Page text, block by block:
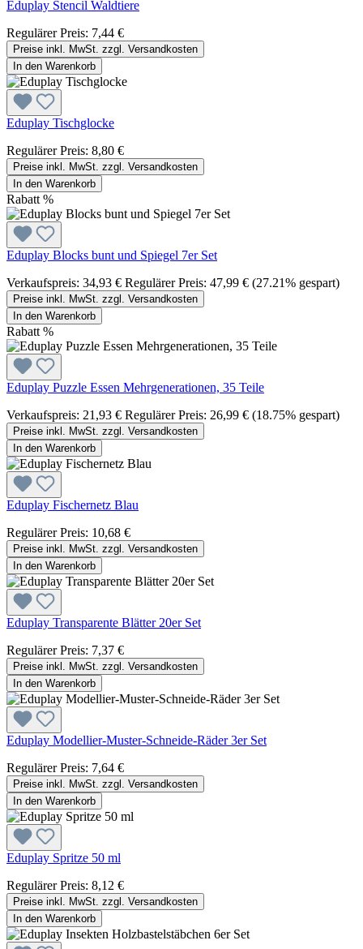
Eduplay Stencil Waldtiere
Regulärer Preis: 7,44 €
Preise inkl. MwSt. zzgl. Versandkosten
In den Warenkorb
Eduplay Tischglocke
Regulärer Preis: 8,80 €
Preise inkl. MwSt. zzgl. Versandkosten
In den Warenkorb
Rabatt %
Eduplay Blocks bunt und Spiegel 7er Set
Verkaufspreis: 34,93 € Regulärer Preis: 47,99 € (27.21% gespart)
Preise inkl. MwSt. zzgl. Versandkosten
In den Warenkorb
Rabatt %
Eduplay Puzzle Essen Mehrgenerationen, 35 Teile
Verkaufspreis: 21,93 € Regulärer Preis: 26,99 € (18.75% gespart)
Preise inkl. MwSt. zzgl. Versandkosten
In den Warenkorb
Eduplay Fischernetz Blau
Regulärer Preis: 10,68 €
Preise inkl. MwSt. zzgl. Versandkosten
In den Warenkorb
Eduplay Transparente Blätter 20er Set
Regulärer Preis: 7,37 €
Preise inkl. MwSt. zzgl. Versandkosten
In den Warenkorb
Eduplay Modellier-Muster-Schneide-Räder 3er Set
Regulärer Preis: 7,64 €
Preise inkl. MwSt. zzgl. Versandkosten
In den Warenkorb
Eduplay Spritze 50 ml
Regulärer Preis: 8,12 €
Preise inkl. MwSt. zzgl. Versandkosten
In den Warenkorb